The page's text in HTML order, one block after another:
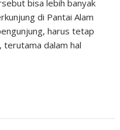
bisa lebih banyak
di Pantai Alam
harus tetap
terutama dalam hal